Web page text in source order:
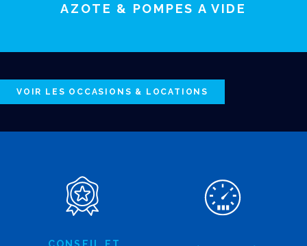
AZOTE & POMPES A VIDE
VOIR LES OCCASIONS & LOCATIONS
CONSEIL ET